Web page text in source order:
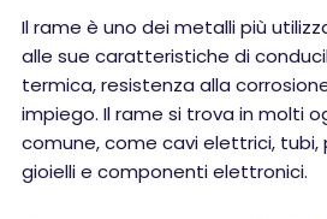
Il rame è uno dei metalli più
alle sue caratteristiche di
termica, resistenza alla
impiego. Il rame si trova in molti
comune, come cavi elettrici,
gioielli e componenti elettronici.